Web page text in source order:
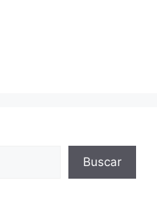
Buscar